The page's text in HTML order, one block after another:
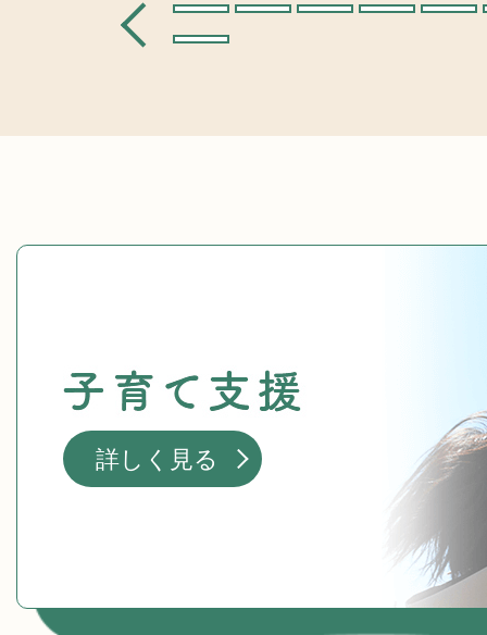
3
池
田
の詳しく見る